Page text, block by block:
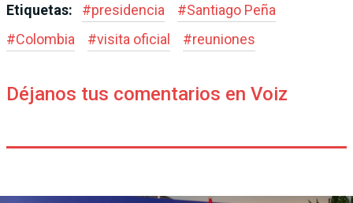
Etiquetas: #presidencia #Santiago Peña
#Colombia #visita oficial #reuniones
Déjanos tus comentarios en Voiz